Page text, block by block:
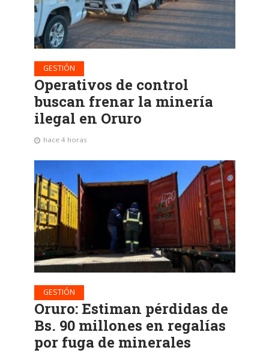
GESTIÓN
Operativos de control
buscan frenar la minería
ilegal en Oruro
hace 4 horas
GESTIÓN
Oruro: Estiman pérdidas de
Bs. 90 millones en regalías
por fuga de minerales